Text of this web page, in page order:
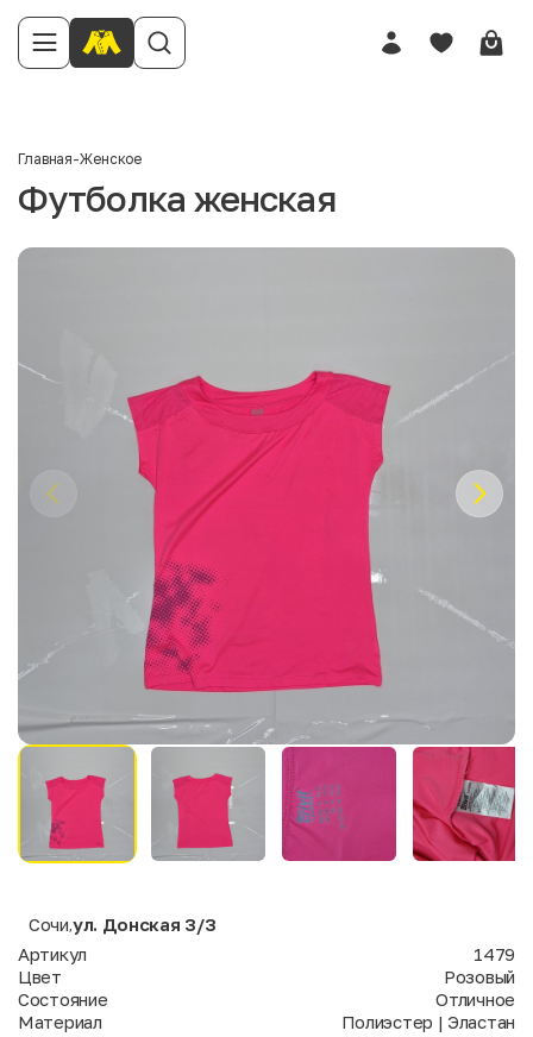
Главная-Женское
Футболка женская
Сочи,ул. Донская 3/3
Артикул
1479
Цвет
Розовый
Состояние
Отличное
Материал
Полиэстер | Эластан